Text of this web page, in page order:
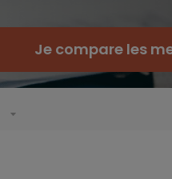
Je compare les